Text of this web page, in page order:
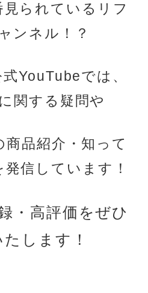
られているリフ
ンネル！？
YouTubeでは、
関する疑問や
商品紹介・知って
信しています！
・高評価をぜひ
します！